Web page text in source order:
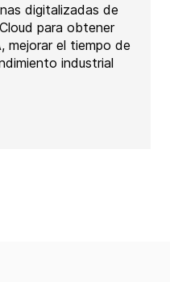
digitalizadas de
para obtener
mejorar el tiempo de
industrial